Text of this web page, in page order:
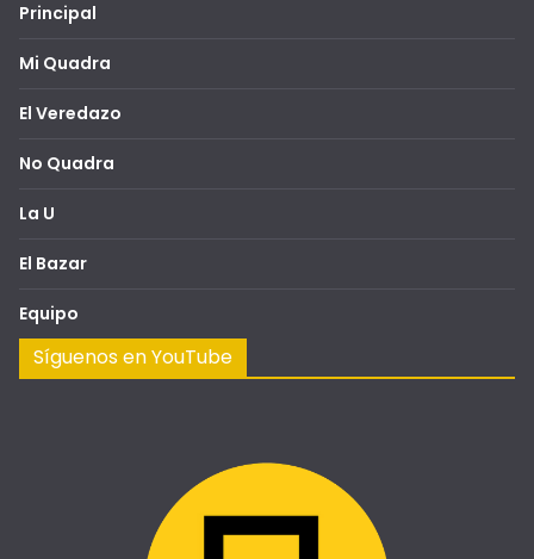
Principal
Mi Quadra
El Veredazo
No Quadra
La U
El Bazar
Equipo
Síguenos en YouTube